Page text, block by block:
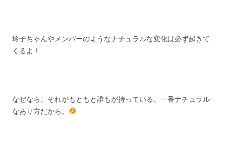
玲子ちゃんやメンバーのようなナチュラルな変化は必ず起きて
くるよ！
なぜなら、それがもともと誰もが持っている、一番ナチュラル
なあり方だから。